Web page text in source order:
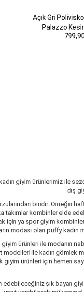
Açık Gri
Palazzo
giyim ürünlerimiz ile
dış
biridir. Örneğin
takımlar kombinler elde
için ya spor giyim
modası olan puffy
giyim ürünleri ile modanın
modelleri ile kadın gömlek
ürünleri için hemen
şık bayan